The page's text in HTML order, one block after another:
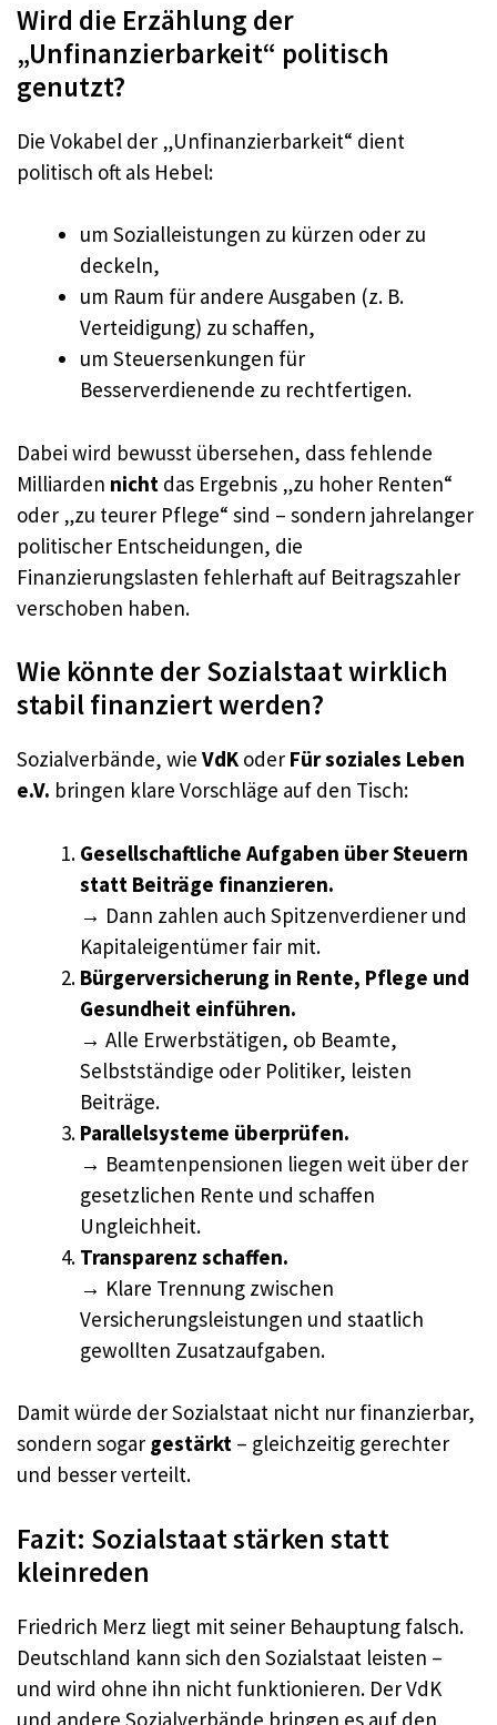
Wird die Erzählung der
„Unfinanzierbarkeit“ politisch
genutzt?
Die Vokabel der „Unfinanzierbarkeit“ dient
politisch oft als Hebel:
um Sozialleistungen zu kürzen oder zu
deckeln,
um Raum für andere Ausgaben (z. B.
Verteidigung) zu schaffen,
um Steuersenkungen für
Besserverdienende zu rechtfertigen.
Dabei wird bewusst übersehen, dass fehlende
Milliarden nicht das Ergebnis „zu hoher Renten“
oder „zu teurer Pflege“ sind – sondern jahrelanger
politischer Entscheidungen, die
Finanzierungslasten fehlerhaft auf Beitragszahler
verschoben haben.
Wie könnte der Sozialstaat wirklich
stabil finanziert werden?
Sozialverbände, wie VdKoder Für soziales Leben
e.V. bringen klare Vorschläge auf den Tisch:
Gesellschaftliche Aufgaben über Steuern
statt Beiträge finanzieren.
→ Dann zahlen auch Spitzenverdiener und
Kapitaleigentümer fair mit.
Bürgerversicherung in Rente, Pflege und
Gesundheit einführen.
→ Alle Erwerbstätigen, ob Beamte,
Selbstständige oder Politiker, leisten
Beiträge.
Parallelsysteme überprüfen.
→ Beamtenpensionen liegen weit über der
gesetzlichen Rente und schaffen
Ungleichheit.
Transparenz schaffen.
→ Klare Trennung zwischen
Versicherungsleistungen und staatlich
gewollten Zusatzaufgaben.
Damit würde der Sozialstaat nicht nur finanzierbar,
sondern sogar gestärkt – gleichzeitig gerechter
und besser verteilt.
Fazit: Sozialstaat stärken statt
kleinreden
Friedrich Merz liegt mit seiner Behauptung falsch.
Deutschland kann sich den Sozialstaat leisten –
und wird ohne ihn nicht funktionieren. Der VdK
und andere Sozialverbände bringen es auf den